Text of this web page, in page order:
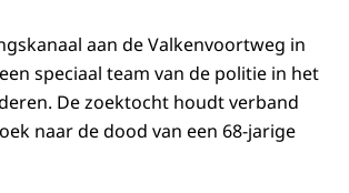
aan de Valkenvoortweg in
speciaal team van de politie in het
De zoektocht houdt verband
naar de dood van een 68-jarige